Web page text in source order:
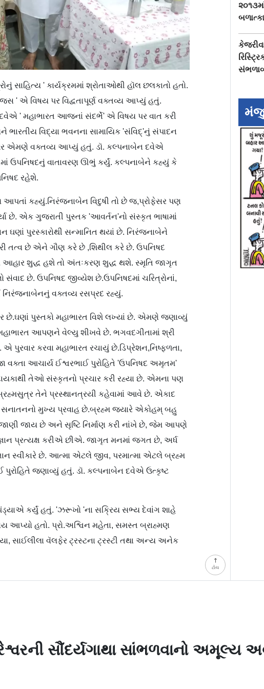
ટોચ
સાહિત્ય ' કાર્યક્રમમાં શ્રોતાઓથી હૉલ છલકાતો હતો.
' એ વિષય પર વિદ્વતાપૂર્ણ વક્તવ્ય આપ્યું હતું.
' મહાભારત આજનાં સંદર્ભે' એ વિષય પર વાત કરી
ભારતીય વિદ્યા ભવનના સામાયિક 'સંવિદ્'નું સંપાદન
એમણે વક્તવ્ય આપ્યું હતું. ડૉ. કલ્પનાબેન દવેએ
ઉપનિષદનું વાતાવરણ ઊભું કર્યું. કલ્પનાબેને કહ્યું કે
રહેશે.
કહ્યું.નિરંજનાબેન વિદુષી તો છે જ,પ્રોફેસર પણ
છે. એક ગુજરાતી પુસ્તક 'આવર્તન'નો સંસ્કૃત ભાષામાં
ઘણાં પુરસ્કારોથી સન્માનિત થયાં છે. નિરંજનાબેને
તત્વ છે એને ગૌણ કરે છે ,શિથીલ કરે છે. ઉપનિષદ
શુદ્ધ હશે તો અંતઃકરણ શુદ્ધ થશે. સ્મૃતિ જાગૃત
છે. ઉપનિષદ જીવ્યેશ છે.ઉપનિષદમાં ચરિત્રોનાં,
વક્તવ્ય રસપ્રદ રહ્યું.
છે.ઘણાં પુસ્તકો મહાભારત વિશે લખ્યાં છે. એમણે જણાવ્યું
આપણને વેલ્યુ શીખવે છે. ભગવદગીતામાં શ્રી
પુરવાર કરવા મહાભારત રચાયું છે.ડિપ્રેશન,નિષ્ફ્ળતા,
વક્તા આચાર્ય ઈશ્વરભાઈ પુરોહિતે 'ઉપનિષદ અમૃતમ'
તેઓ સંસ્કૃતનો પ્રચાર કરી રહ્યા છે. એમના પણ
તેને પ્રસ્થાનત્રયી કહેવામાં આવે છે. એકાદ
મુખ્ય પ્રવાહ છે.બ્રહ્મ જયારે એકોહમ્ બહુ
જાય છે અને સૃષ્ટિ નિર્માણ કરી નાંખે છે, જેમ આપણે
પ્રત્યક્ષ કરીએ છીએ. જાગૃત મનમાં જગત છે, અર્ધ
સ્વીકારે છે. આત્મા એટલે જીવ, પરમાત્મા એટલે બ્રહ્મ
જણાવ્યું હતું. ડૉ. કલ્પનાબેન દવેએ ઉત્કૃષ્ટ
કર્યું હતું. 'ઝરૂખો 'ના સક્રિય સભ્ય દેવાંગ શાહે
આપ્યો હતો. પ્રો.અશ્વિન મહેતા, સમસ્ત બ્રાહ્મણ
સાઈલીલા વૅલફેર ટ્રસ્ટના ટ્રસ્ટી તથા અન્ય અનેક
સૌંદર્યગાથા સાંભળવાનો અમૂલ્ય